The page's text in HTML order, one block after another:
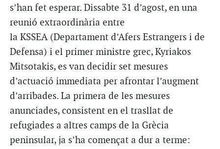
s’han fet esperar. Dissabte 31 d’agost, en una
reunió extraordinària entre
la KSSEA (Departament d’Afers Estrangers i de
Defensa) i el primer ministre grec, Kyriakos
Mitsotakis, es van decidir set mesures
d’actuació immediata per afrontar l’augment
d’arribades. La primera de les mesures
anunciades, consistent en el trasllat de
refugiades a altres camps de la Grècia
peninsular, ja s’ha començat a dur a terme: